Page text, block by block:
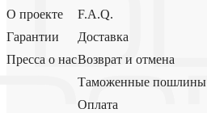
О проекте
Гарантии
Пресса о нас
F.A.Q.
Доставка
Возврат и отмена
Таможенные пошлины
Оплата